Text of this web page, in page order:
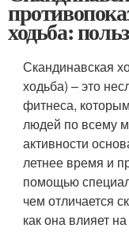
ходьба:
Скандинавская
ходьба) – это
фитнеса,
людей по всему
активности
летнее время и
помощью
чем отличается
как она влияет